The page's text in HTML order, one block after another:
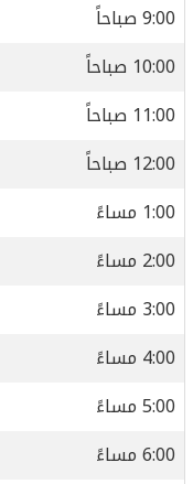
9:00 صباحاً
10:00 صباحاً
11:00 صباحاً
12:00 صباحاً
1:00 مساءً
2:00 مساءً
3:00 مساءً
4:00 مساءً
5:00 مساءً
6:00 مساءً